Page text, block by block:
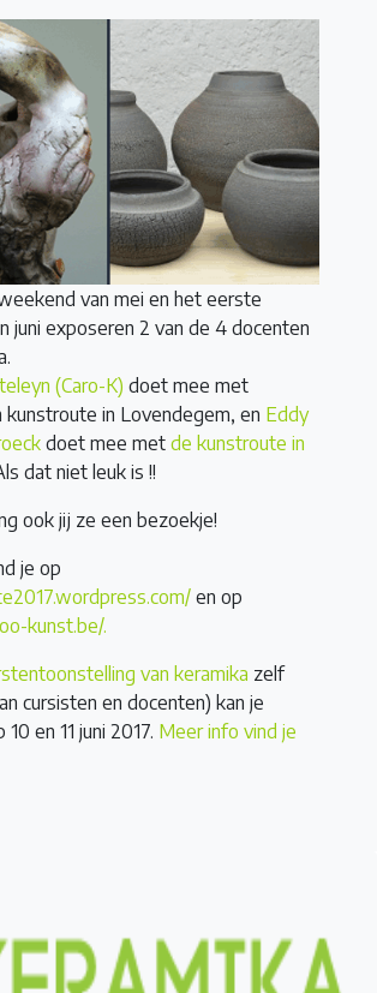
van mei en het eerste
juni exposeren 2 van de 4 docenten
(Caro-K) doet mee met
kunstroute in Lovendegem, en Eddy
doet mee met de kunstroute in
dat niet leuk is !!
ook jij ze een bezoekje!
je op
en op
kunst.be/.
van keramika zelf
cursisten en docenten) kan je
en 11 juni 2017. Meer info vind je